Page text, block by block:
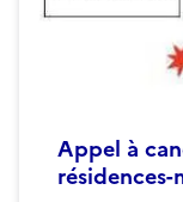
Appel à